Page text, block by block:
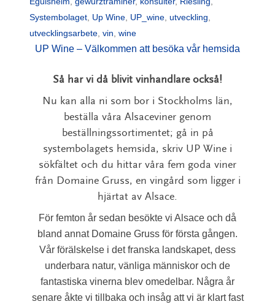
Systembolaget Up Wine UP_wine utveckling
utvecklingsarbete vin wine
UP Wine – Välkommen att besöka vår hemsida
Så har vi då blivit vinhandlare också!
Nu kan alla ni som bor i Stockholms län,
beställa våra Alsaceviner genom
beställningssortimentet; gå in på
systembolagets hemsida, skriv UP Wine i
sökfältet och du hittar våra fem goda viner
från Domaine Gruss, en vingård som ligger i
hjärtat av Alsace.
För femton år sedan besökte vi Alsace och då
bland annat Domaine Gruss för första gången.
Vår förälskelse i det franska landskapet, dess
underbara natur, vänliga människor och de
fantastiska vinerna blev omedelbar. Några år
senare åkte vi tillbaka och insåg att vi är klart fast